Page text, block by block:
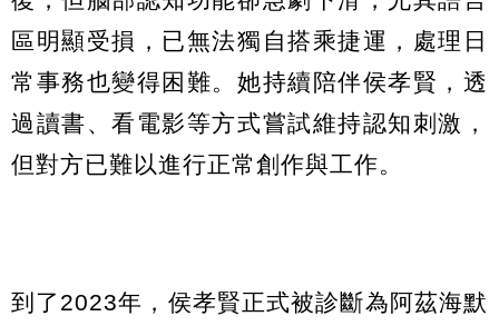
區明顯受損，已無法獨自搭乘捷運，處理日
常事務也變得困難。她持續陪伴侯孝賢，透
過讀書、看電影等方式嘗試維持認知刺激，
但對方已難以進行正常創作與工作。
到了2023年，侯孝賢正式被診斷為阿茲海默